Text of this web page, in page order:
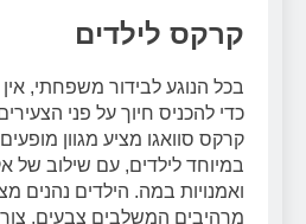
קרקס לילדים
בכל הנוגע לבידור משפחתי, אין
כדי להכניס חיוך על פני
קרקס סוואגו מציע מגוון
במיוחד לילדים, עם שילוב של
ואמנויות במה. הילדים נהנים
מרהיבים המשלבים צבעים,